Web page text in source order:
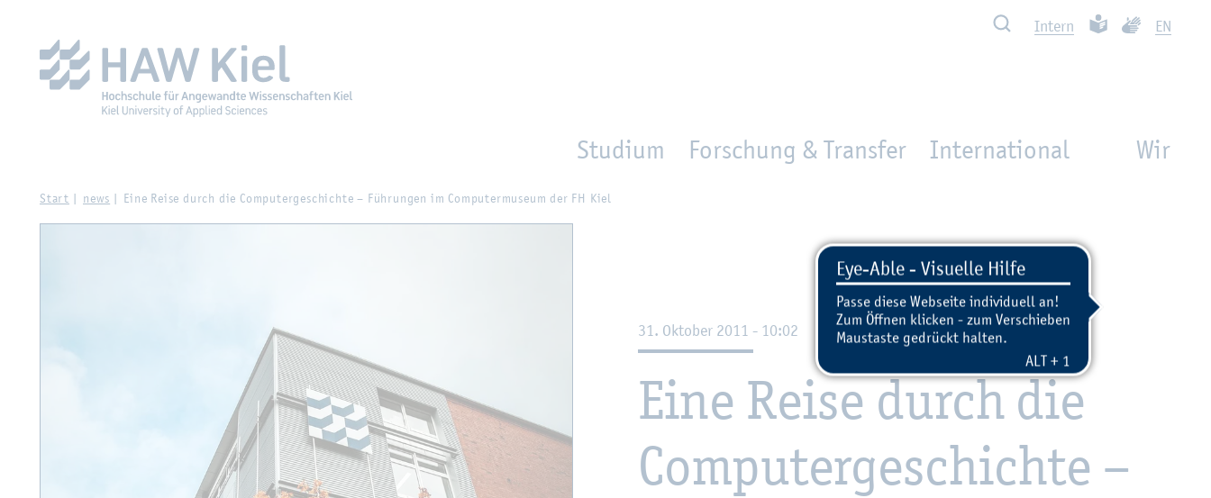
Such­ben In­tern Leich­te Spra­che
EN
Studium Forschung & Transfer International Wir
Start news Eine Reise durch die Com­pu­ter­ge­schich­te – Füh­run­gen im Com­pu­ter­mu­se­um der FH Kiel
31. Ok­to­ber 2011 - 10:02
Eine Reise durch die
Com­pu­ter­ge­schich­te –